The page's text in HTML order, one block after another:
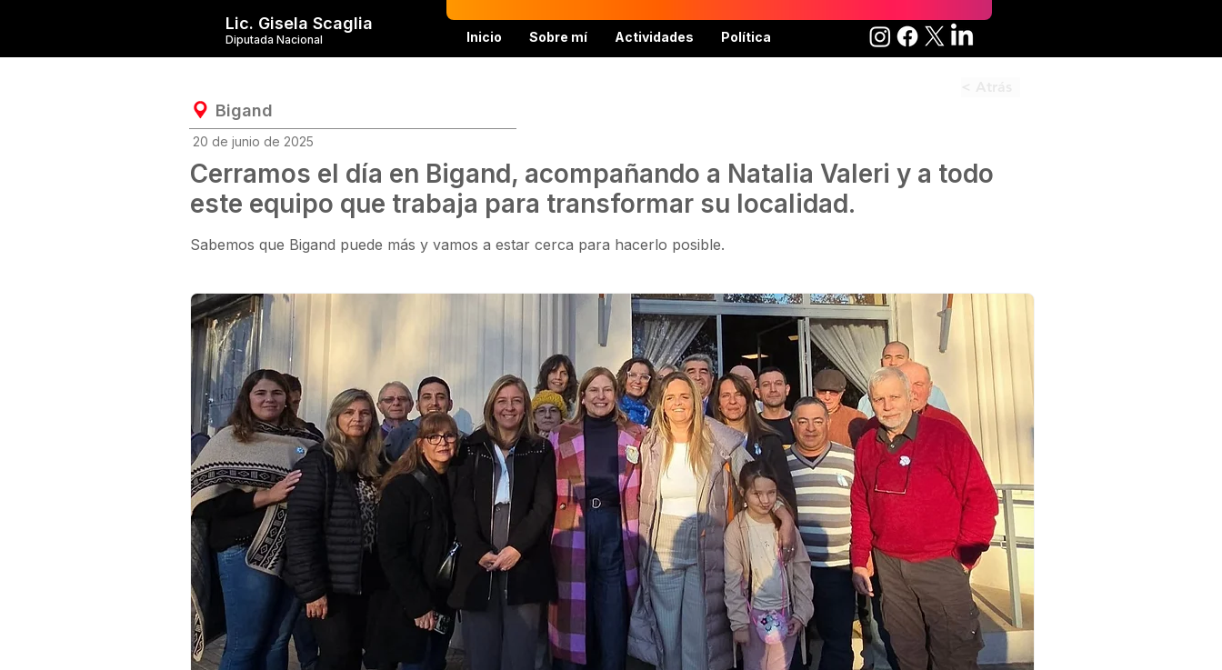
Diputada Nacional
Lic. Gisela Scaglia
Inicio Sobre mí Actividades Política
Bigand
20 de junio de 2025
Cerramos el día en Bigand, acompañando a Natalia Valeri y a todo
este equipo que trabaja para transformar su localidad.
Sabemos que Bigand puede más y vamos a estar cerca para hacerlo posible.